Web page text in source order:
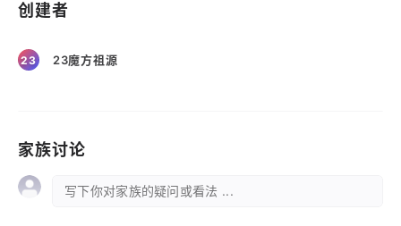
创建者
23 23魔方祖源
家族讨论
写下你对家族的疑问或看法 ...